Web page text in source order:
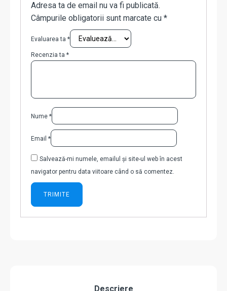
Adresa ta de email nu va fi publicată.
Câmpurile obligatorii sunt marcate cu *
Evaluarea ta *
Recenzia ta *
Nume *
Email *
Salvează-mi numele, emailul și site-ul web în acest
navigator pentru data viitoare când o să comentez.
Descriere